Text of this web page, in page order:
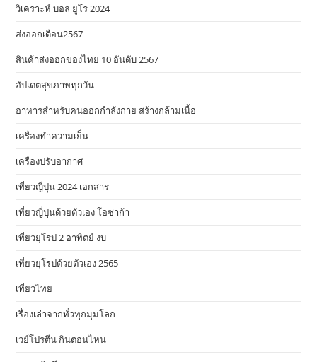
วิเคราะห์ บอล ยูโร 2024
ส่งออกเดือน2567
สินค้าส่งออกของไทย 10 อันดับ 2567
อัปเดตสุขภาพทุกวัน
อาหารสําหรับคนออกกําลังกาย สร้างกล้ามเนื้อ
เครื่องทำความเย็น
เครื่องปรับอากาศ
เที่ยวญี่ปุ่น 2024 เอกสาร
เที่ยวญี่ปุ่นด้วยตัวเอง โอซาก้า
เที่ยวยุโรป 2 อาทิตย์ งบ
เที่ยวยุโรปด้วยตัวเอง 2565
เที่ยวไทย
เรื่องเล่าจากทั่วทุกมุมโลก
เวย์โปรตีน กินตอนไหน